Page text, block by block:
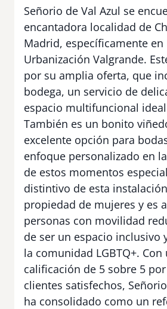
Señorio de Val Azul se
encantadora localidad de
Madrid, específicamente en
Urbanización Valgrande.
por su amplia oferta, que
bodega, un servicio de
espacio multifuncional
También es un bonito
excelente opción para
enfoque personalizado en
de estos momentos
distintivo de esta
propiedad de mujeres y es
personas con movilidad
de ser un espacio inclusivo
la comunidad LGBTQ+.
calificación de 5 sobre 5
clientes satisfechos,
ha consolidado como un